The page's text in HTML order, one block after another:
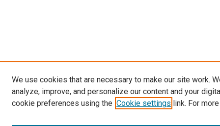
We use cookies that are necessary to make our site work.
analyze, improve, and personalize our content and your
cookie preferences using the Cookie settings link. For